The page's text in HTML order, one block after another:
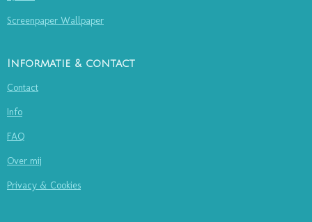
Screenpaper Wallpaper
Informatie & contact
Contact
Info
FAQ
Over mij
Privacy & Cookies